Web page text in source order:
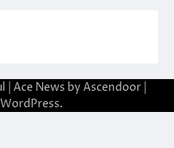
| Ace News by Ascendoor
WordPress.